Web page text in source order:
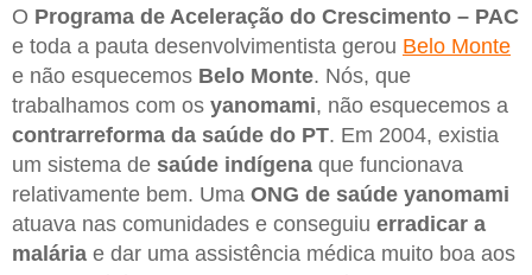
O Programa de Aceleração do Crescimento – PAC
e toda a pauta desenvolvimentista gerou Belo Monte
e não esquecemos Belo Monte. Nós, que
trabalhamos com os yanomami, não esquecemos a
contrarreforma da saúde do PT. Em 2004, existia
um sistema de saúde indígena que funcionava
relativamente bem. Uma ONG de saúde yanomami
atuava nas comunidades e conseguiu erradicar a
malária e dar uma assistência médica muito boa aos